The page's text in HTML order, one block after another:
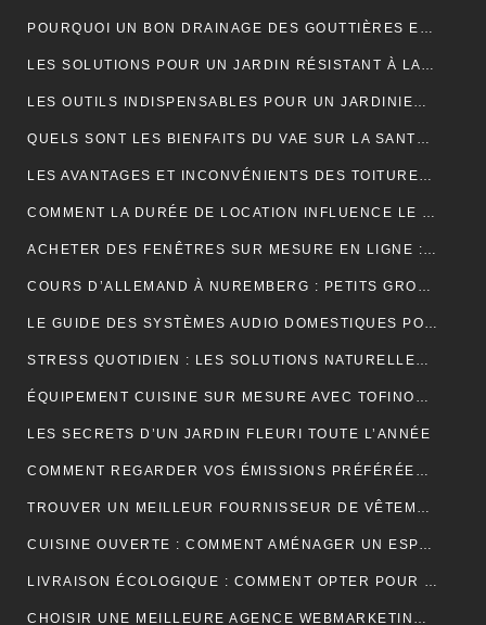
POURQUOI UN BON DRAINAGE DES GOUTTIÈRES EST ESSENTIEL POUR VOTRE MAISON ?
LES SOLUTIONS POUR UN JARDIN RÉSISTANT À LA SÉCHERESSE
LES OUTILS INDISPENSABLES POUR UN JARDINIER PROFESSIONNEL
QUELS SONT LES BIENFAITS DU VAE SUR LA SANTÉ ?
LES AVANTAGES ET INCONVÉNIENTS DES TOITURES EN BARDEAUX
COMMENT LA DURÉE DE LOCATION INFLUENCE LE PRIX D’UNE BENNE ?
ACHETER DES FENÊTRES SUR MESURE EN LIGNE : GUIDE ET ASTUCES
COURS D’ALLEMAND À NUREMBERG : PETITS GROUPES, PROFESSEURS EXPÉRIMENTÉS, AMBIANCE CONVIVIALE
LE GUIDE DES SYSTÈMES AUDIO DOMESTIQUES POUR LES DÉBUTANTS
STRESS QUOTIDIEN : LES SOLUTIONS NATURELLES POUR RETROUVER VITALITÉ ET BIEN-ÊTRE
ÉQUIPEMENT CUISINE SUR MESURE AVEC TOFINOX MAROC
LES SECRETS D’UN JARDIN FLEURI TOUTE L’ANNÉE
COMMENT REGARDER VOS ÉMISSIONS PRÉFÉRÉES PARTOUT EN FRANCE ?
TROUVER UN MEILLEUR FOURNISSEUR DE VÊTEMENTS TENDANCES POUR VOTRE BOUTIQUE
CUISINE OUVERTE : COMMENT AMÉNAGER UN ESPACE CONVIVIAL ET FONCTIONNEL ?
LIVRAISON ÉCOLOGIQUE : COMMENT OPTER POUR DES SOLUTIONS DE LIVRAISON DURABLES POUR VOS ACHATS EN LIGNE
CHOISIR UNE MEILLEURE AGENCE WEBMARKETING À TOULOUSE : 4 CRITÈRES À CONSIDÉRER